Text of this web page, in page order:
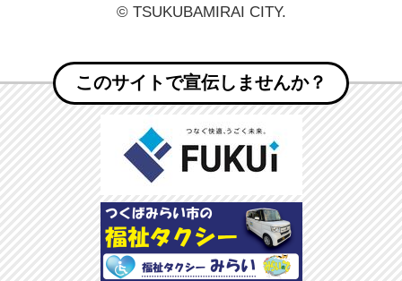
© TSUKUBAMIRAI CITY.
このサイトで宣伝しませんか？